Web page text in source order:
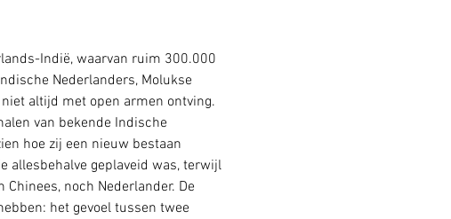
Indië, waarvan ruim 300.000
Nederlanders, Molukse
altijd met open armen ontving.
van bekende Indische
hoe zij een nieuw bestaan
allesbehalve geplaveid was, terwijl
noch Nederlander. De
het gevoel tussen twee